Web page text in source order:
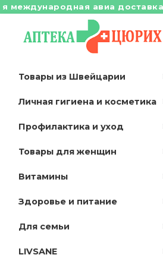
авиа доставка
Товары из Швейцарии
Личная гигиена и косметика
Профилактика и уход
Товары для женщин
Витамины
Здоровье и питание
Для семьи
LIVSANE